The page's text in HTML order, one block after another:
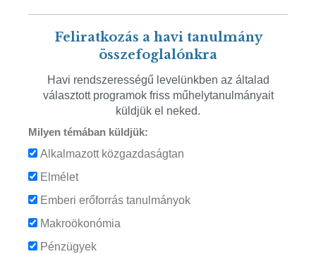
Feliratkozás a havi tanulmány
összefoglalónkra
Havi rendszerességű levelünkben az általad
választott programok friss műhelytanulmányait
küldjük el neked.
Milyen témában küldjük:
Alkalmazott közgazdaságtan
Elmélet
Emberi erőforrás tanulmányok
Makroökonómia
Pénzügyek